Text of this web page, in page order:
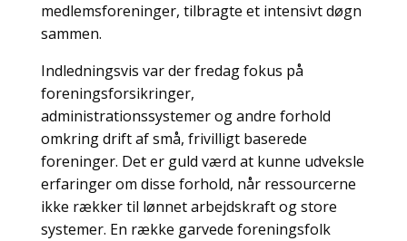
medlemsforeninger, tilbragte et intensivt døgn
sammen.
Indledningsvis var der fredag fokus på
foreningsforsikringer,
administrationssystemer og andre forhold
omkring drift af små, frivilligt baserede
foreninger. Det er guld værd at kunne udveksle
erfaringer om disse forhold, når ressourcerne
ikke rækker til lønnet arbejdskraft og store
systemer. En række garvede foreningsfolk